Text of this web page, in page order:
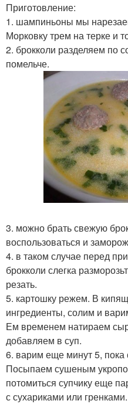
Приготовление:
1. шампиньоны мы
Морковку трем на терке и
2. брокколи разделяем по
помельче.
3. можно брать свежую
воспользоваться и
4. в таком случае перед
брокколи слегка
резать.
5. картошку режем. В
ингредиенты, солим и
Ем временем натираем
добавляем в суп.
6. варим еще минут 5, пока
Посыпаем сушеным
потомиться супчику еще
с сухариками или гренками.